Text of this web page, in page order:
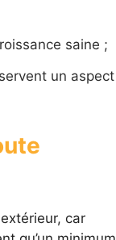
saine ;
un aspect
car